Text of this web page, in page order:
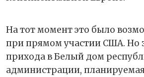
На тот момент это было
при прямом участии США. Но
прихода в Белый дом
администрации,